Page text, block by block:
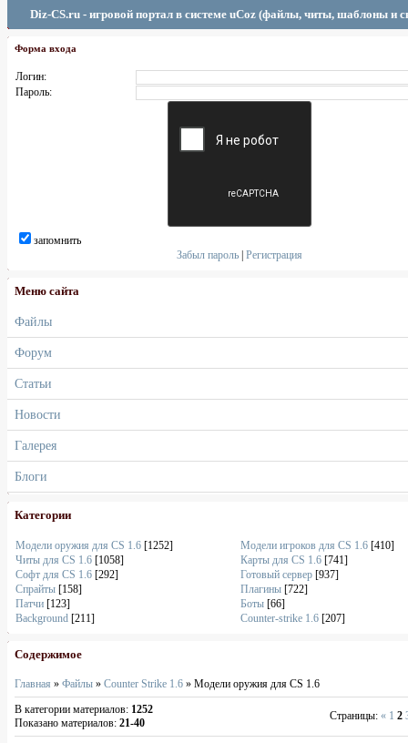
Diz-CS.ru - игровой портал в системе uCoz (файлы, читы, шаблоны и
Форма входа
Логин:
Пароль:
запомнить
Забыл пароль |Регистрация
Меню сайта
Файлы
Форум
Статьи
Новости
Галерея
Блоги
Категории
Модели оружия для CS 1.6 [1252] Модели игроков для CS 1.6 [410]
Читы для CS 1.6 [1058] Карты для CS 1.6 [741]
Софт для CS 1.6 [292] Готовый сервер [937]
Спрайты [158] Плагины [722]
Патчи [123] Боты [66]
Background [211] Counter-strike 1.6 [207]
Содержимое
Главная » Файлы » Counter Strike 1.6 » Модели оружия для CS 1.6
В категории материалов: 1252
Показано материалов: 21-40
Страницы: « 1 2